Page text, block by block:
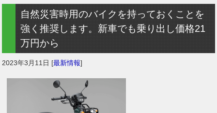
自然災害時用のバイクを持っておくことを
強く推奨します。新車でも乗り出し価格21
万円から
2023年3月11日 [最新情報]